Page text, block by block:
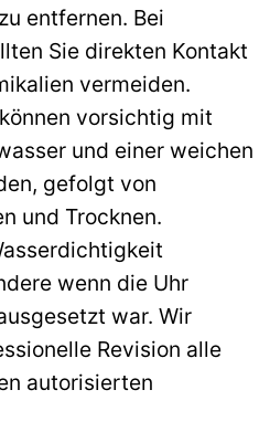
entfernen. Bei
Sie direkten Kontakt
vermeiden.
vorsichtig mit
und einer weichen
gefolgt von
und Trocknen.
wenn die Uhr
war. Wir
Revision alle
autorisierten